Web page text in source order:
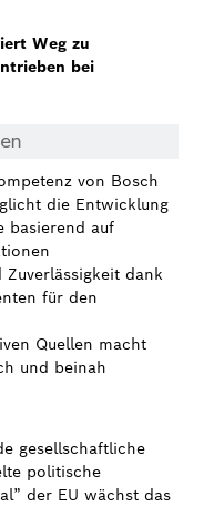
Weg zu
bei
von Bosch
die Entwicklung
basierend auf
Zuverlässigkeit dank
für den
Quellen macht
und beinah
gesellschaftliche
politische
der EU wächst das